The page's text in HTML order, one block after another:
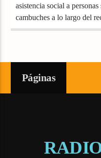
asistencia social a
cambuches a lo largo del
Páginas